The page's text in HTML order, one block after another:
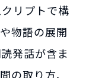
リプトで構
物語の展開
発話が含ま
の取り方、